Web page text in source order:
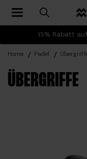
15% Rabatt
Toggle navigation
Home Padel
ÜBERGRIFFE